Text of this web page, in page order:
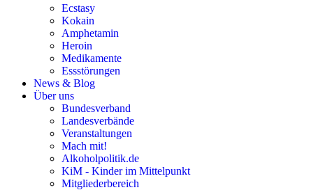
Ecstasy
Kokain
Amphetamin
Heroin
Medikamente
Essstörungen
News & Blog
Über uns
Bundesverband
Landesverbände
Veranstaltungen
Mach mit!
Alkoholpolitik.de
KiM - Kinder im Mittelpunkt
Mitgliederbereich